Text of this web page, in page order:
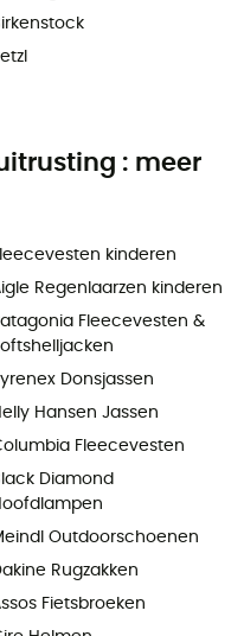
: meer
kinderen
Regenlaarzen kinderen
Fleecevesten &
Donsjassen
Hansen Jassen
Fleecevesten
Diamond
Outdoorschoenen
Rugzakken
Fietsbroeken